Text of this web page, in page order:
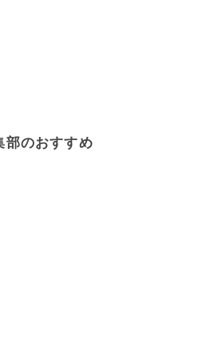
部のおすすめ